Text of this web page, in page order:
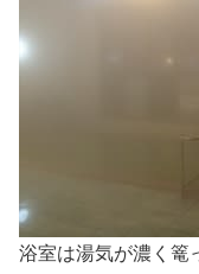
浴室は湯気が濃く篭